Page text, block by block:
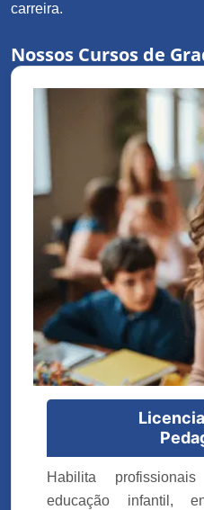
carreira.
Nossos Cursos de
Habilita
educação infantil,